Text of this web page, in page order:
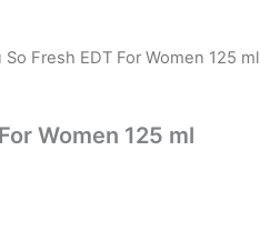
Fresh EDT For Women 125 ml
Women 125 ml